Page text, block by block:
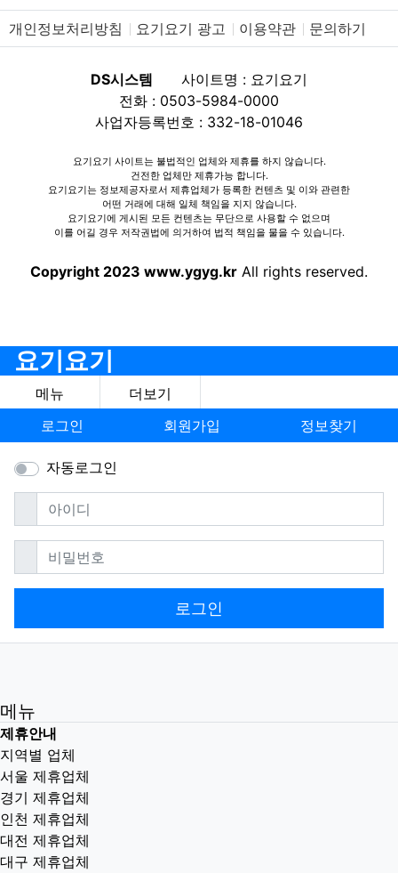
개인정보처리방침 요기요기 광고 이용약관 문의하기
DS시스템
사이트명 : 요기요기
전화 : 0503-5984-0000
사업자등록번호 : 332-18-01046
요기요기 사이트는 불법적인 업체와 제휴를 하지 않습니다.
건전한 업체만 제휴가능 합니다.
요기요기는 정보제공자로서 제휴업체가 등록한 컨텐츠 및 이와 관련한
어떤 거래에 대해 일체 책임을 지지 않습니다.
요기요기에 게시된 모든 컨텐츠는 무단으로 사용할 수 없으며
이를 어길 경우 저작권법에 의거하여 법적 책임을 물을 수 있습니다.
Copyright 2023 www.ygyg.kr All rights reserved.
요기요기
메뉴
더보기
로그인
회원가입 정보찾기
자동로그인
아이디필수
비밀번호필수
로그인
메뉴
제휴안내
지역별 업체
서울 제휴업체
경기 제휴업체
인천 제휴업체
대전 제휴업체
대구 제휴업체